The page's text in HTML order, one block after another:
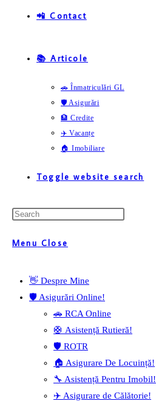
📲 Contact
📚 Articole
🚗 Înmatriculări GL
🛡️ Asigurări
🏦 Credite
✈️ Vacanțe
🏠 Imobiliare
Toggle website search
Menu Close
👋 Despre Mine
🛡️ Asigurări Online!
🚗 RCA Online
🛟 Asistență Rutieră!
🛡️ ROTR
🏠 Asigurare De Locuință!
🔧 Asistență Pentru Imobil!
✈️ Asigurare de Călătorie!